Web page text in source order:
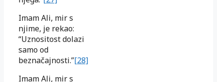
Imam Ali, mir s
njime, je rekao:
“Uznositost dolazi
samo od
beznačajnosti.”[28]
Imam Ali, mir s